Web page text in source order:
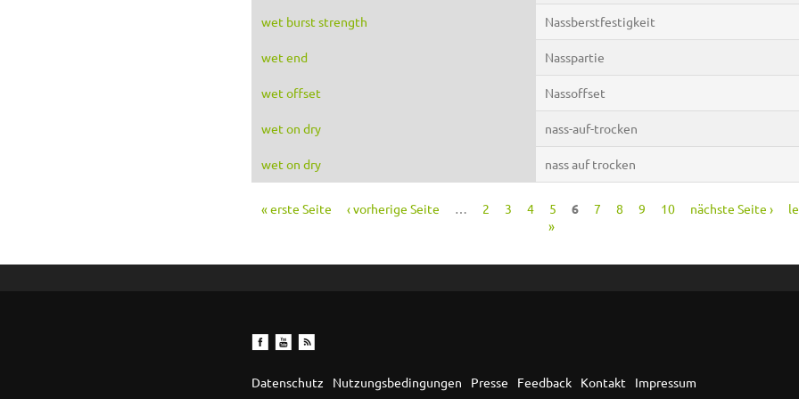
wet burst strength Nassberstfestigkeit
wet end Nasspartie
wet offset Nassoffset
wet on dry nass-auf-trocken
wet on dry nass auf trocken
« erste Seite ‹ vorherige Seite 2 3 4 5 6 7 8 9 10 nächste Seite ›
»
Datenschutz Nutzungsbedingungen Presse Feedback Kontakt Impressum